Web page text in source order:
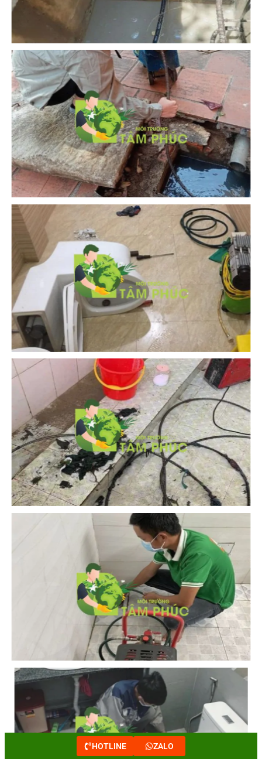
HOTLINE ZALO